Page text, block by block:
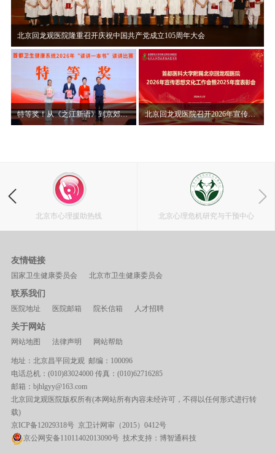
北京回龙观医院隆重召开庆祝中国共产党成立105周年大会
特等奖！从《之江新语》到京郊山村，赵晨讲述“读讲一本书”背后的初心使命 北京回龙观医院召开2026年宣传思想文化工作会暨2025年度表彰大会
北京市心理援助热线 北京心理危机研究与干预中心
友情链接
国家卫生健康委员会 北京市卫生健康委员会
联系我们
医院地址 医院邮箱 院长信箱 人才招聘
关于网站
网站地图 法律声明 网站帮助
地址：北京昌平回龙观 邮编：100096
电话总机：(010)83024000 传真：(010)62716285
邮箱：bjhlgyy@163.com
北京回龙观医院版权所有(本网站所有内容未经许可，不得以任何形式进行转
载)
京ICP备12029318号京卫计网审（2015）0412号
京公网安备11011402013090号 技术支持： 博智通科技